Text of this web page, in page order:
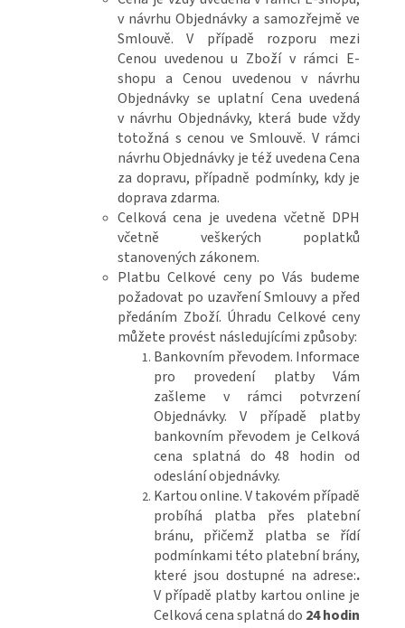
v návrhu Objednávky a samozřejmě ve
Smlouvě. V případě rozporu mezi
Cenou uvedenou u Zboží v rámci E-
shopu a Cenou uvedenou v návrhu
Objednávky se uplatní Cena uvedená
v návrhu Objednávky, která bude vždy
totožná s cenou ve Smlouvě. V rámci
návrhu Objednávky je též uvedena Cena
za dopravu, případně podmínky, kdy je
doprava zdarma.
Celková cena je uvedena včetně DPH
včetně veškerých poplatků
stanovených zákonem.
Platbu Celkové ceny po Vás budeme
požadovat po uzavření Smlouvy a před
předáním Zboží. Úhradu Celkové ceny
můžete provést následujícími způsoby:
Bankovním převodem. Informace
pro provedení platby Vám
zašleme v rámci potvrzení
Objednávky. V případě platby
bankovním převodem je Celková
cena splatná do 48 hodin od
odeslání objednávky.
Kartou online. V takovém případě
probíhá platba přes platební
bránu, přičemž platba se řídí
podmínkami této platební brány,
které jsou dostupné na adrese:.
V případě platby kartou online je
Celková cena splatná do 24 hodin